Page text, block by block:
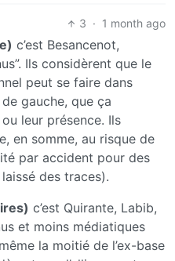
3 · 1 month ago
c’est Besancenot,
Ils considèrent que le
peut se faire dans
de gauche, que ça
leur présence. Ils
en somme, au risque de
par accident pour des
des traces).
c’est Quirante, Labib,
et moins médiatiques
la moitié de l’ex-base